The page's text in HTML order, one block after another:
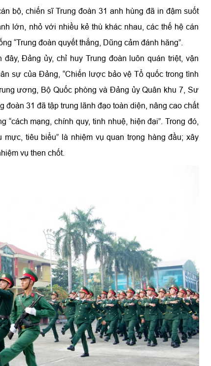
bộ, chiến sĩ Trung đoàn 31 anh hùng đã in đậm suốt
lớn, nhỏ với nhiều kẻ thù khác nhau, các thế hệ cán
“Trung đoàn quyết thắng, Dũng cảm đánh hăng”.
Đảng ủy, chỉ huy Trung đoàn luôn quán triệt, vận
sự của Đảng, “Chiến lược bảo vệ Tổ quốc trong tình
ương, Bộ Quốc phòng và Đảng ủy Quân khu 7, Sư
đoàn 31 đã tập trung lãnh đạo toàn diện, nâng cao chất
mạng, chính quy, tinh nhuệ, hiện đại”. Trong đó,
tiêu biểu” là nhiệm vụ quan trọng hàng đầu; xây
vụ then chốt.